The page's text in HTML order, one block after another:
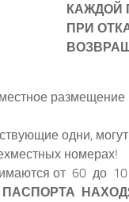
КАЖДОЙ
ПРИ
размещение
одни,
номерах!
от 60 до
ПАСПОРТА